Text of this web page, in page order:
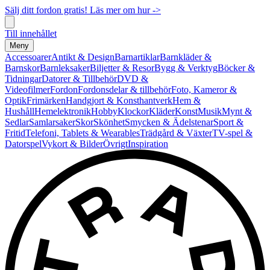
Sälj ditt fordon gratis! Läs mer om hur ->
Till innehållet
Meny
AccessoarerAntikt & DesignBarnartiklarBarnkläder &
BarnskorBarnleksakerBiljetter & ResorBygg & VerktygBöcker &
TidningarDatorer & TillbehörDVD &
VideofilmerFordonFordonsdelar & tillbehörFoto, Kameror &
OptikFrimärkenHandgjort & KonsthantverkHem &
HushållHemelektronikHobbyKlockorKläderKonstMusikMynt &
SedlarSamlarsakerSkorSkönhetSmycken & ÄdelstenarSport &
FritidTelefoni, Tablets & WearablesTrädgård & VäxterTV-spel &
DatorspelVykort & BilderÖvrigtInspiration